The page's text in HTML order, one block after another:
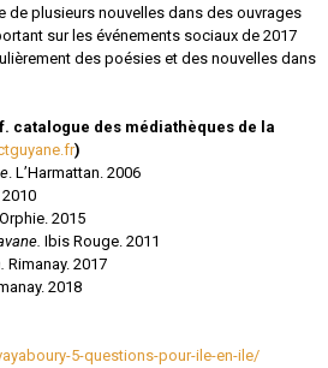
de plusieurs nouvelles dans des ouvrages
sur les événements sociaux de 2017
des poésies et des nouvelles dans
catalogue des médiathèques de la
)
. L’Harmattan. 2006
2010
2015
Ibis Rouge. 2011
Rimanay. 2017
2018
5-questions-pour-ile-en-ile/